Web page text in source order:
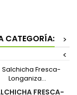
CATEGORÍA:
>
<
FRESCA-